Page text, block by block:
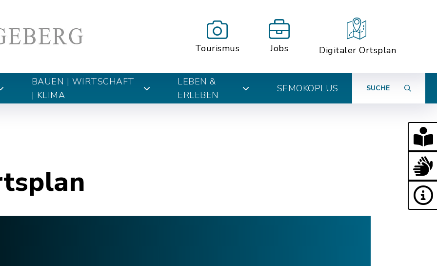
Tourismus Jobs Digitaler Ortsplan
BAUEN | WIRTSCHAFT
| KLIMA
LEBEN &
ERLEBEN
SEMOKOPLUS SUCHE